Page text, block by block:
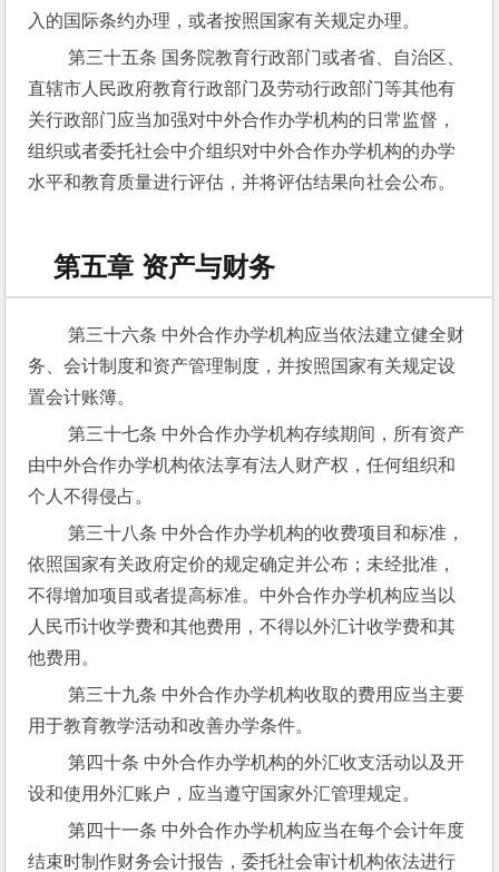
入的国际条约办理，或者按照国家有关规定办理。
第三十五条 国务院教育行政部门或者省、自治区、
直辖市人民政府教育行政部门及劳动行政部门等其他有
关行政部门应当加强对中外合作办学机构的日常监督，
组织或者委托社会中介组织对中外合作办学机构的办学
水平和教育质量进行评估，并将评估结果向社会公布。
第五章 资产与财务
第三十六条 中外合作办学机构应当依法建立健全财
务、会计制度和资产管理制度，并按照国家有关规定设
置会计账簿。
第三十七条 中外合作办学机构存续期间，所有资产
由中外合作办学机构依法享有法人财产权，任何组织和
个人不得侵占。
第三十八条 中外合作办学机构的收费项目和标准，
依照国家有关政府定价的规定确定并公布；未经批准，
不得增加项目或者提高标准。中外合作办学机构应当以
人民币计收学费和其他费用，不得以外汇计收学费和其
他费用。
第三十九条 中外合作办学机构收取的费用应当主要
用于教育教学活动和改善办学条件。
第四十条 中外合作办学机构的外汇收支活动以及开
设和使用外汇账户，应当遵守国家外汇管理规定。
第四十一条 中外合作办学机构应当在每个会计年度
结束时制作财务会计报告，委托社会审计机构依法进行